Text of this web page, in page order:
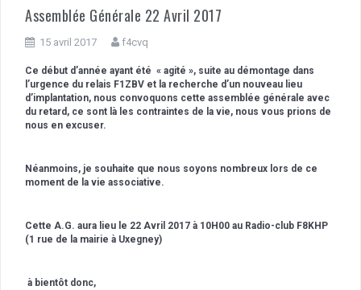
Assemblée Générale 22 Avril 2017
15 avril 2017 f4cvq
Ce début d’année ayant été « agité », suite au démontage dans
l’urgence du relais F1ZBV et la recherche d’un nouveau lieu
d’implantation, nous convoquons cette assemblée générale avec
du retard, ce sont là les contraintes de la vie, nous vous prions de
nous en excuser.
Néanmoins, je souhaite que nous soyons nombreux lors de ce
moment de la vie associative.
Cette A.G. aura lieu le 22 Avril 2017 à 10H00 au Radio-club F8KHP
(1 rue de la mairie à Uxegney)
à bientôt donc,